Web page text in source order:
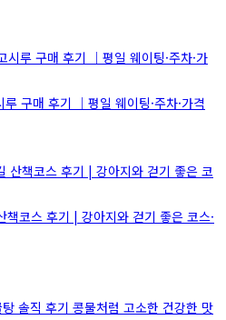
구매 후기 ｜평일 웨이팅·주차·가격
책코스 후기 | 강아지와 걷기 좋은 코스·